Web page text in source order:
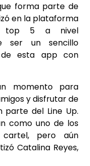
forma parte de
en la plataforma
top 5 a nivel
ser un sencillo
de esta app con
momento para
y disfrutar de
parte del Line Up.
como uno de los
cartel, pero aún
Catalina Reyes,